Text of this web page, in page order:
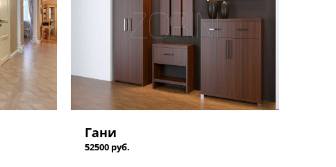
Гани
52500 руб.